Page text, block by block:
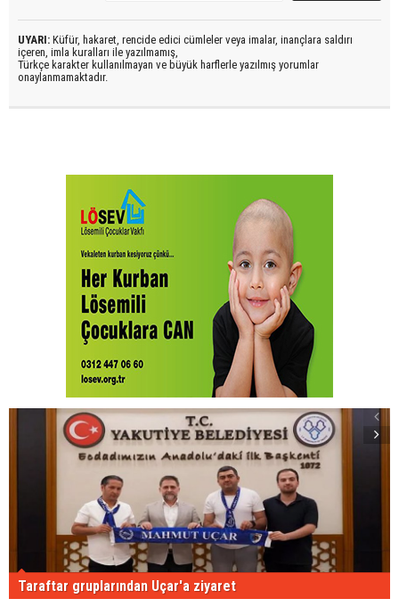
UYARI: Küfür, hakaret, rencide edici cümleler veya imalar, inançlara saldırı
içeren, imla kuralları ile yazılmamış,
Türkçe karakter kullanılmayan ve büyük harflerle yazılmış yorumlar
onaylanmamaktadır.
Taraftar gruplarından Uçar'a ziyaret